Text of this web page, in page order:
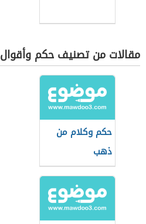
مقالات من تصنيف حكم وأقوال
حكم وكلام من
ذهب